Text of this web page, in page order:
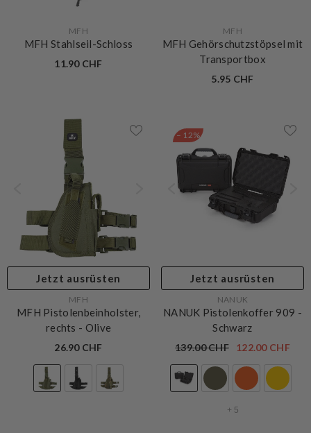
MFH
MFH Stahlseil-Schloss
11.90 CHF
MFH
MFH Gehörschutzstöpsel mit
Transportbox
5.95 CHF
Jetzt ausrüsten
MFH
MFH Pistolenbeinholster,
rechts - Olive
26.90 CHF
– 12%
Jetzt ausrüsten
VERKÄUFERIN:NANUK
NANUK Pistolenkoffer 909 -
Schwarz
139.00 CHF 122.00 CHF
+ 5